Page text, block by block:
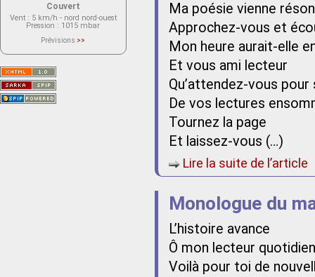
Ma poésie vienne
Approchez-vous et
Mon heure aurait-elle
Et vous ami lecteur
Qu’attendez-vous
De vos lectures
Tournez la page
Et laissez-vous (…)
Lire la suite de l’article
Monologue du
L’histoire avance
Ô mon lecteur quotidien
Voilà pour toi de
Couvert
Vent : 5 km/h - nord nord-ouest
Pression : 1015 mbar
Prévisions >>
actuellement aucune prévision
Saint-Nom.
Veuillez consulter le message du
service ci-dessous.
(401 - Invalid API key. Please see
https://openweathermap.org/faq#error401